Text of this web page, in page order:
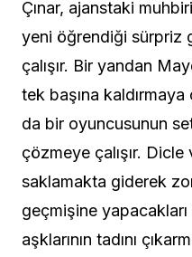
Çınar, ajanstaki
yeni öğrendiği sürpriz
çalışır. Bir yandan
tek başına kaldırmaya
da bir oyuncusunun
çözmeye çalışır. Dicle
saklamakta giderek
geçmişine
aşklarının tadını